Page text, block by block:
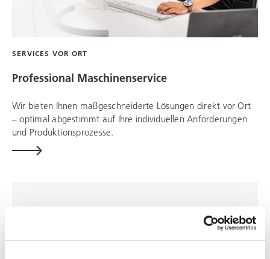
SERVICES VOR ORT
Professional Maschinenservice
Wir bieten Ihnen maßgeschneiderte Lösungen direkt vor Ort
– optimal abgestimmt auf Ihre individuellen Anforderungen
und Produktionsprozesse.